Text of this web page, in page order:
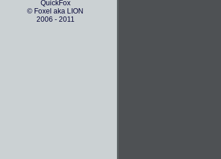
QuickFox
© Foxel aka LION
2006 - 2011